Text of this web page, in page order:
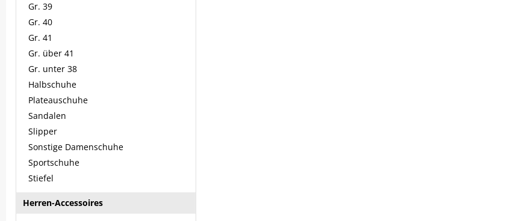
Gr. 39
Gr. 40
Gr. 41
Gr. über 41
Gr. unter 38
Halbschuhe
Plateauschuhe
Sandalen
Slipper
Sonstige Damenschuhe
Sportschuhe
Stiefel
Herren-Accessoires